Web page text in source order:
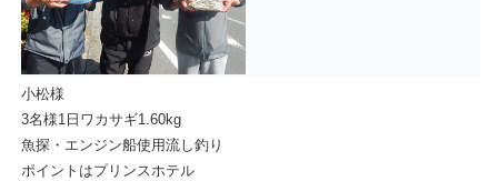
小松様
3名様1日ワカサギ1.60kg
魚探・エンジン船使用流し釣り
ポイントはプリンスホテル